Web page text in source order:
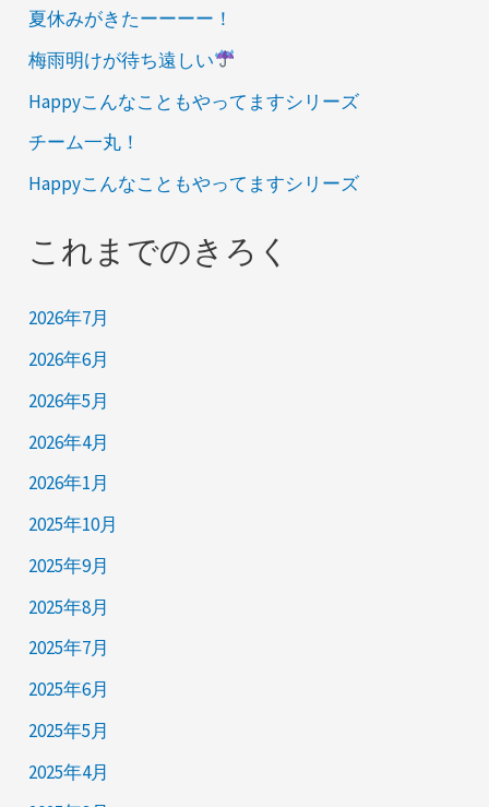
夏休みがきたーーーー！
梅雨明けが待ち遠しい
Happyこんなこともやってますシリーズ
チーム一丸！
Happyこんなこともやってますシリーズ
これまでのきろく
2026年7月
2026年6月
2026年5月
2026年4月
2026年1月
2025年10月
2025年9月
2025年8月
2025年7月
2025年6月
2025年5月
2025年4月